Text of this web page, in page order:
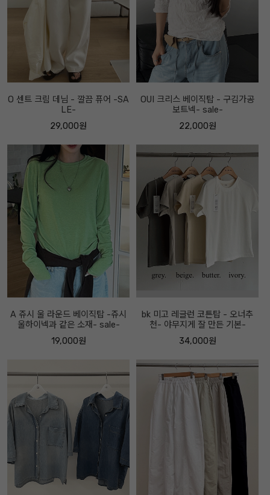
O 센트 크림 데님 - 깔끔 퓨어 -SA
LE-
29,000원
OUI 크리스 베이직탑 - 구김가공
보트넥- sale-
22,000원
A 쥬시 울 라운드 베이직탑 -쥬시
울하이넥과 같은 소재- sale-
19,000원
bk 미고 레글런 코튼탑 - 오너추
천- 야무지게 잘 만든 기본-
34,000원